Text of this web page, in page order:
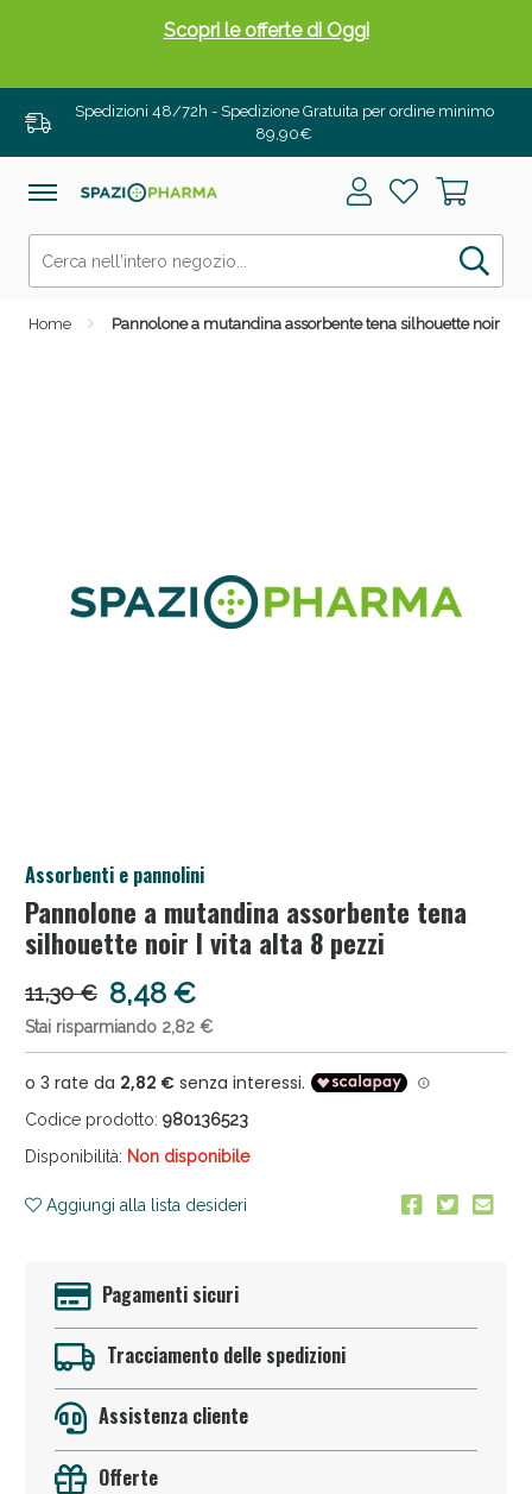
Spedizioni 48/72h - Spedizione Gratuita per ordine minimo
89,90€
Home Pannolone a mutandina assorbente tena silhouette noir l
Assorbenti e pannolini
Pannolone a mutandina assorbente tena
silhouette noir l vita alta 8 pezzi
11,30 € 8,48 €
Stai risparmiando 2,82 €
Codice prodotto: 980136523
Disponibilità: Non disponibile
Aggiungi alla lista desideri
Pagamenti sicuri
Tracciamento delle spedizioni
Assistenza cliente
Offerte
Scopri le offerte di Oggi
Salini e Multivitaminici: oggi Sconto extra fino al
Anticellulite e Fanghi: Sconto fino al 40% valido